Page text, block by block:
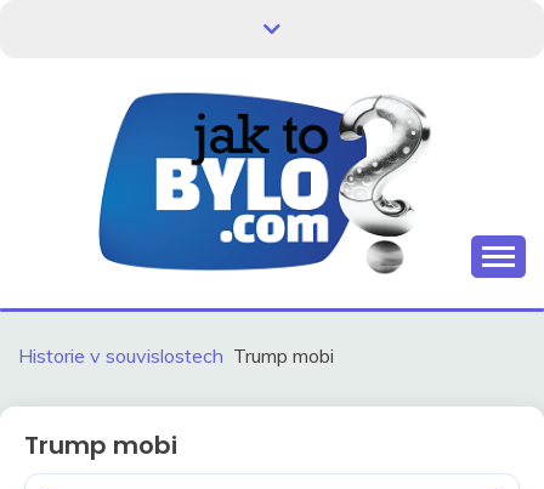
HISTORIE V
SOUVISLOSTECH
Historie v souvislostech Trump mobi
Trump mobi